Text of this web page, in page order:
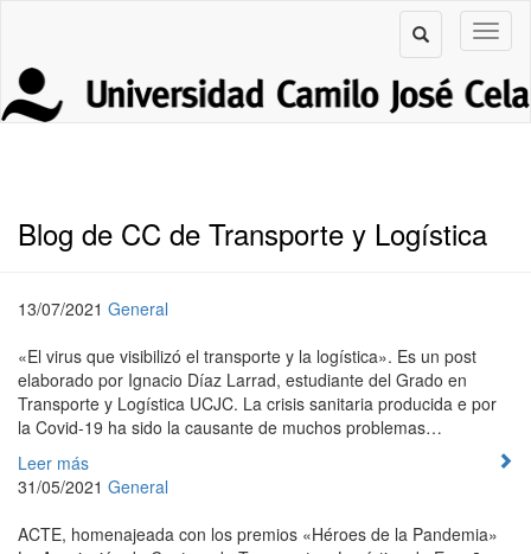
Blog de CC de Transporte y Logística
13/07/2021 General
«El virus que visibilizó el transporte y la logística». Es un post
elaborado por Ignacio Díaz Larrad, estudiante del Grado en
Transporte y Logística UCJC. La crisis sanitaria producida e por
la Covid-19 ha sido la causante de muchos problemas…
Leer más
31/05/2021 General
ACTE, homenajeada con los premios «Héroes de la Pandemia»